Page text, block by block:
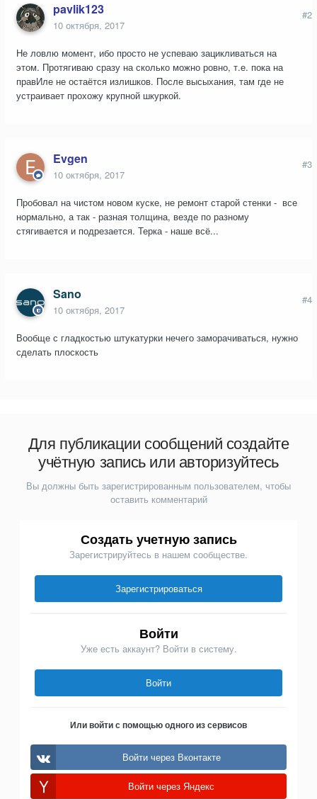
pavlik123
10 октября, 2017
#2
Не ловлю момент, ибо просто не успеваю зацикливаться на
этом. Протягиваю сразу на сколько можно ровно, т.е. пока на
правИле не остаётся излишков. После высыхания, там где не
устраивает прохожу крупной шкуркой.
Evgen
10 октября, 2017
#3
Пробовал на чистом новом куске, не ремонт старой стенки - все
нормально, а так - разная толщина, везде по разному
стягивается и подрезается. Терка - наше всё...
Sano
10 октября, 2017
#4
Вообще с гладкостью штукатурки нечего заморачиваться, нужно
сделать плоскость
Для публикации сообщений создайте
учётную запись или авторизуйтесь
Вы должны быть зарегистрированным пользователем, чтобы
оставить комментарий
Создать учетную запись
Зарегистрируйтесь в нашем сообществе.
Зарегистрироваться
Войти
Уже есть аккаунт? Войти в систему.
Войти
Или войти с помощью одного из сервисов
Войти через Вконтакте
Войти через Яндекс